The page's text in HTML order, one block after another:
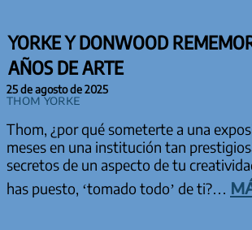
YORKE Y DONWOOD
AÑOS DE ARTE
25 de agosto de 2025
Thom Yorke
Thom, ¿por qué someterte a una
meses en una institución tan
secretos de un aspecto de tu
has puesto, ‘tomado todo’ de ti?…